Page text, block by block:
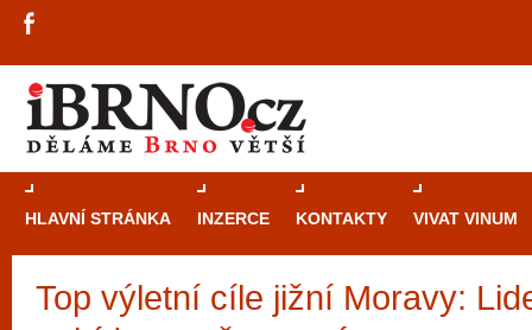
HLAVNÍ STRÁNKA INZERCE KONTAKTY VIVAT VINUM
Top výletní cíle jižní Moravy:
Průvodce